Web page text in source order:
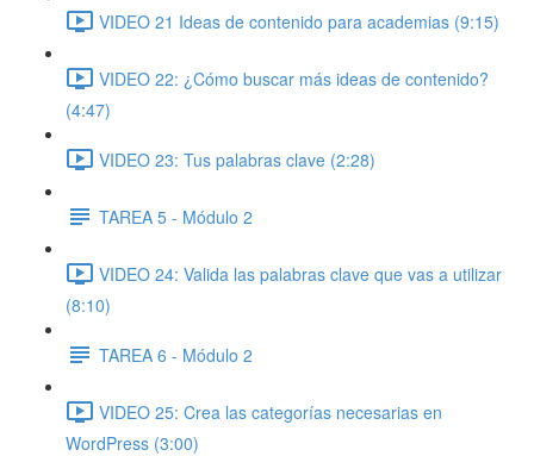
VIDEO 21 Ideas de contenido para academias (9:15)
VIDEO 22: ¿Cómo buscar más ideas de contenido?
(4:47)
VIDEO 23: Tus palabras clave (2:28)
TAREA 5 - Módulo 2
VIDEO 24: Valida las palabras clave que vas a utilizar
(8:10)
TAREA 6 - Módulo 2
VIDEO 25: Crea las categorías necesarias en
WordPress (3:00)